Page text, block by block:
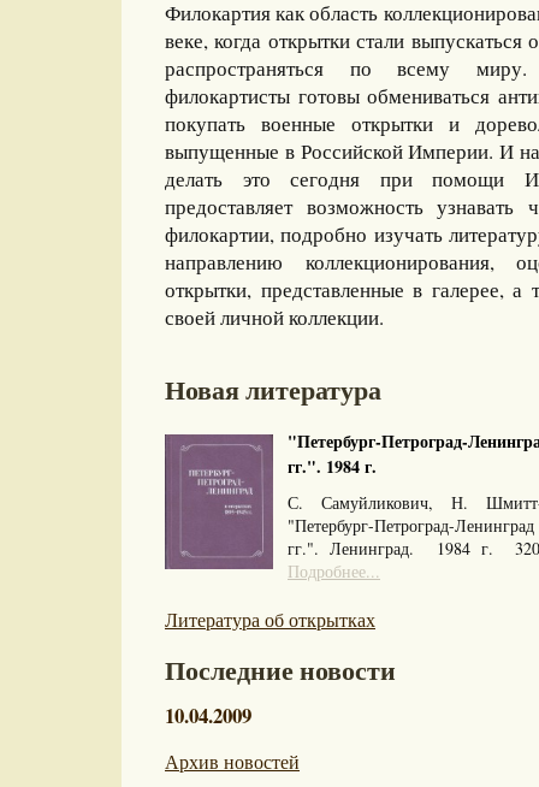
Филокартия как область
веке, когда открытки стали
распространяться по всему
филокартисты готовы обмениваться
покупать военные открытки и
выпущенные в Российской Империи. И
делать это сегодня при помощи
предоставляет возможность
филокартии, подробно изучать
направлению коллекционирования,
открытки, представленные в галерее, а
своей личной коллекции.
Новая литература
"Петербург-Петроград-
гг.". 1984 г.
С. Самуйликович, Н.
"Петербург-Петроград-
гг.". Ленинград. 1984 г.
Подробнее...
Литература об открытках
Последние новости
10.04.2009
Архив новостей